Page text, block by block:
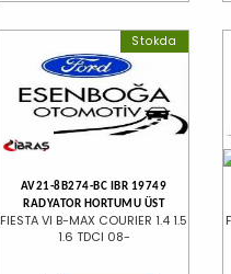
Stokda
AV21-8B274-BC IBR 19749
RADYATOR HORTUMU ÜST
FIESTA VI B-MAX COURIER 1.4 1.5
1.6 TDCI 08-